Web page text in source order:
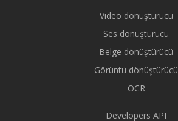
Video dönüştürücü
Ses dönüştürücü
Belge dönüştürücü
Görüntü dönüştürücü
OCR
Developers API